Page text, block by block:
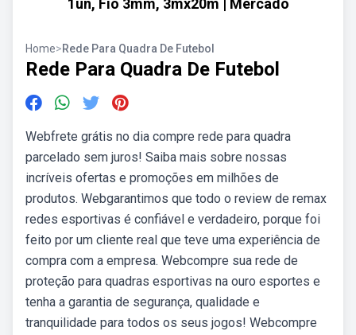
1un, Fio 3mm, 3mx20m | Mercado
Home>Rede Para Quadra De Futebol
Rede Para Quadra De Futebol
Webfrete grátis no dia compre rede para quadra
parcelado sem juros! Saiba mais sobre nossas
incríveis ofertas e promoções em milhões de
produtos. Webgarantimos que todo o review de remax
redes esportivas é confiável e verdadeiro, porque foi
feito por um cliente real que teve uma experiência de
compra com a empresa. Webcompre sua rede de
proteção para quadras esportivas na ouro esportes e
tenha a garantia de segurança, qualidade e
tranquilidade para todos os seus jogos! Webcompre